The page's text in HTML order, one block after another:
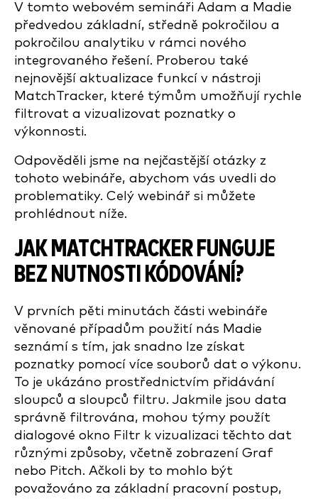
V tomto webovém semináři Adam a Madie
předvedou základní, středně pokročilou a
pokročilou analytiku v rámci nového
integrovaného řešení. Proberou také
nejnovější aktualizace funkcí v nástroji
MatchTracker, které týmům umožňují rychle
filtrovat a vizualizovat poznatky o
výkonnosti.
Odpověděli jsme na nejčastější otázky z
tohoto webináře, abychom vás uvedli do
problematiky. Celý webinář si můžete
prohlédnout níže.
JAK MATCHTRACKER FUNGUJE
BEZ NUTNOSTI KÓDOVÁNÍ?
V prvních pěti minutách části webináře
věnované případům použití nás Madie
seznámí s tím, jak snadno lze získat
poznatky pomocí více souborů dat o výkonu.
To je ukázáno prostřednictvím přidávání
sloupců a sloupců filtru. Jakmile jsou data
správně filtrována, mohou týmy použít
dialogové okno Filtr k vizualizaci těchto dat
různými způsoby, včetně zobrazení Graf
nebo Pitch. Ačkoli by to mohlo být
považováno za základní pracovní postup,